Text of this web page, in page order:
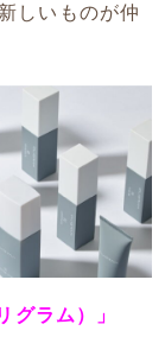
しいものが仲
グラム）」